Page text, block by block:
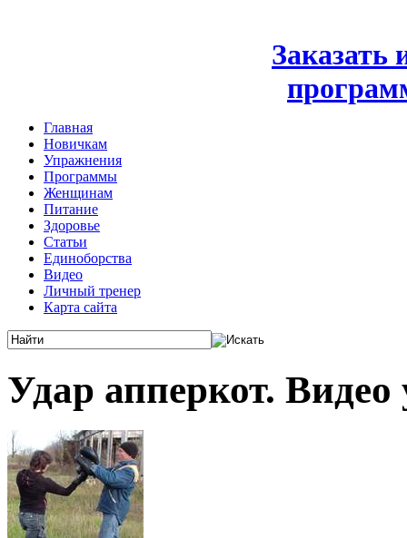
Заказать
Главная
Новичкам
Упражнения
Программы
Женщинам
Питание
Здоровье
Статьи
Единоборства
Видео
Личный тренер
Карта сайта
Удар апперкот. Видео